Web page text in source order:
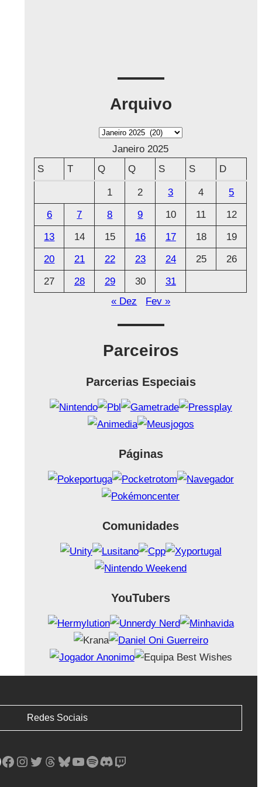
Arquivo
A
q
Janeiro 2025
S
T Q Q S S D
1 2 3 4
5
6
7 8 9 10 11
12
13
14 15 16 17 18
19
20
21 22 23 24 25
26
27
28 29 30
31
« Dez
Fev »
Parceiros
Parcerias Especiais
Páginas
Comunidades
YouTubers
Redes Sociais
Facebook Instagram Twitter Threads Bluesky YouTube Spotify Discord Twitch